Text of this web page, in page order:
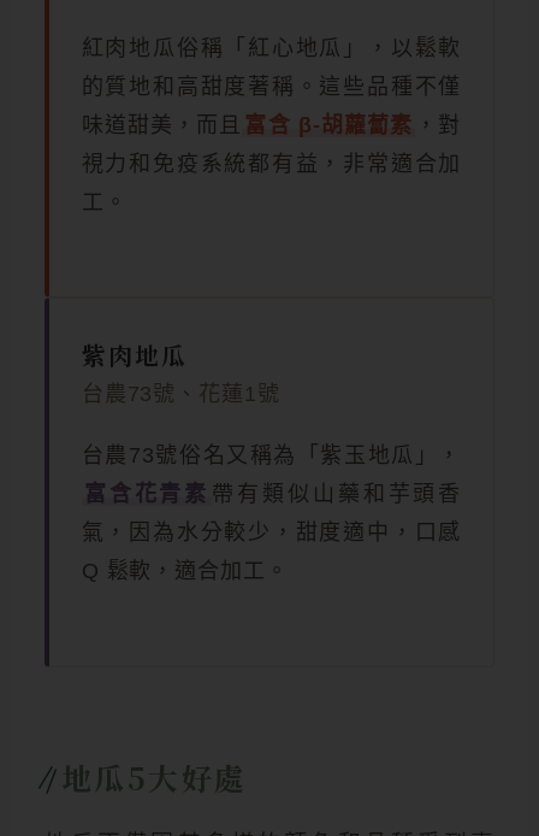
紅肉地瓜俗稱「紅心地瓜」，以鬆軟
的質地和高甜度著稱。這些品種不僅
味道甜美，而且 富含 β-胡蘿蔔素 ，對
視力和免疫系統都有益，非常適合加
工。
紫肉地瓜
台農73號、花蓮1號
台農73號俗名又稱為「紫玉地瓜」，
富含花青素 帶有類似山藥和芋頭香
氣，因為水分較少，甜度適中，口感
Q 鬆軟，適合加工。
地瓜5大好處